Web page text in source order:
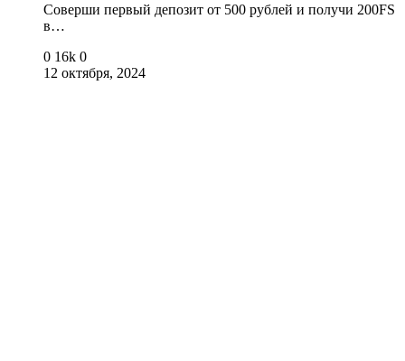
Соверши первый депозит от 500 рублей и получи 200FS
в…
0 16k 0
12 октября, 2024